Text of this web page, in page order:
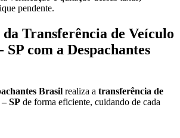
pendente.
da Transferência de Veículo
com a Despachantes
Brasil realiza a transferência de
SP de forma eficiente, cuidando de cada